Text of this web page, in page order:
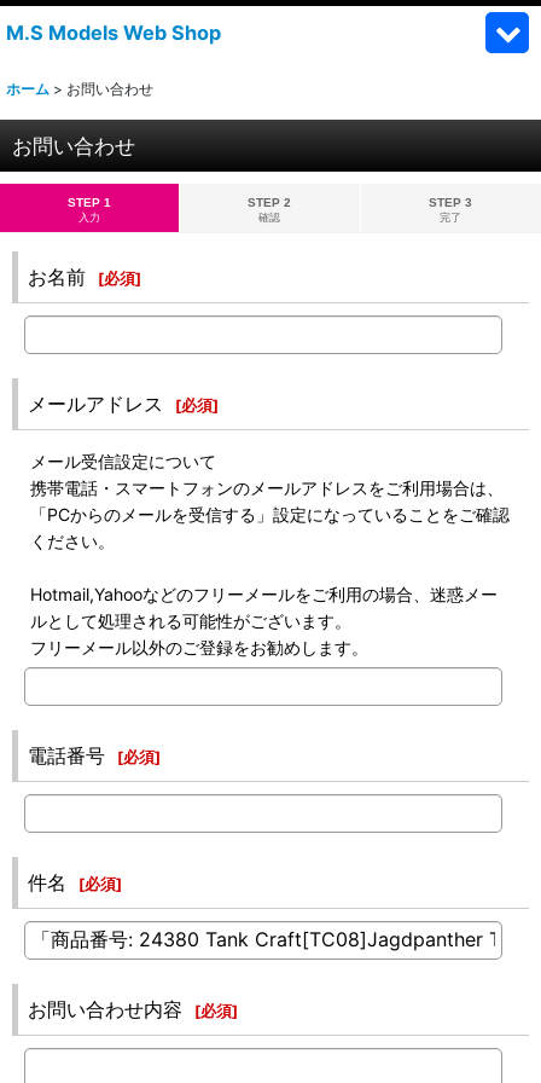
M.S Models Web Shop
ホーム > お問い合わせ
お問い合わせ
STEP 1
入力
STEP 2
確認
STEP 3
完了
お名前 [必須]
メールアドレス [必須]
メール受信設定について
携帯電話・スマートフォンのメールアドレスをご利用場合は、
「PCからのメールを受信する」設定になっていることをご確認
ください。
Hotmail,Yahooなどのフリーメールをご利用の場合、迷惑メー
ルとして処理される可能性がございます。
フリーメール以外のご登録をお勧めします。
電話番号 [必須]
件名 [必須]
お問い合わせ内容 [必須]